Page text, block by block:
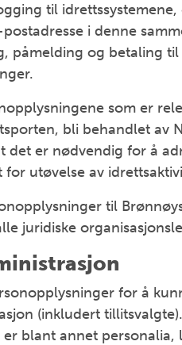
til
i denne
påmelding og betaling
som er
bli behandlet av
det er nødvendig for å
utøvelse av
til
juridiske
for å
(inkludert
blant annet personalia,